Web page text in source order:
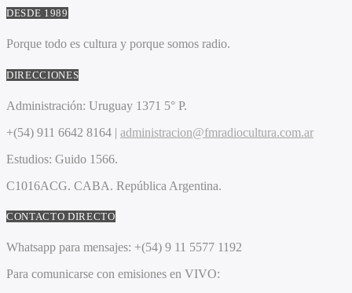
DESDE 1989
Porque todo es cultura y porque somos radio.
DIRECCIONES
Administración: Uruguay 1371 5° P.
+(54) 911 6642 8164 | administracion@fmradiocultura.com.ar
Estudios: Guido 1566.
C1016ACG. CABA. República Argentina.
CONTACTO DIRECTO
Whatsapp para mensajes: +(54) 9 11 5577 1192
Para comunicarse con emisiones en VIVO: